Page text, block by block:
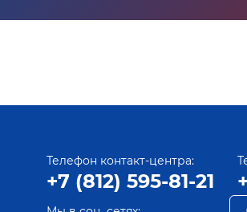
Телефон контакт-центра:
+7 (812) 595-81-21